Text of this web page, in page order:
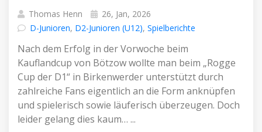
Thomas Henn
26, Jan, 2026
D-Junioren, D2-Junioren (U12), Spielberichte
Nach dem Erfolg in der Vorwoche beim
Kauflandcup von Bötzow wollte man beim „Rogge
Cup der D1“ in Birkenwerder unterstützt durch
zahlreiche Fans eigentlich an die Form anknüpfen
und spielerisch sowie läuferisch überzeugen. Doch
leider gelang dies kaum… ...